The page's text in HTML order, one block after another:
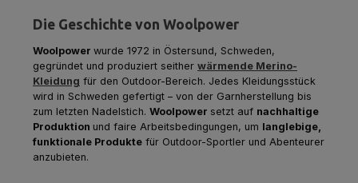
Die Geschichte von Woolpower
Woolpower wurde 1972 in Östersund, Schweden,
gegründet und produziert seither wärmende Merino-
Kleidung für den Outdoor-Bereich. Jedes Kleidungsstück
wird in Schweden gefertigt – von der Garnherstellung bis
zum letzten Nadelstich. Woolpower setzt auf nachhaltige
Produktion und faire Arbeitsbedingungen, um langlebige,
funktionale Produkte für Outdoor-Sportler und Abenteurer
anzubieten.